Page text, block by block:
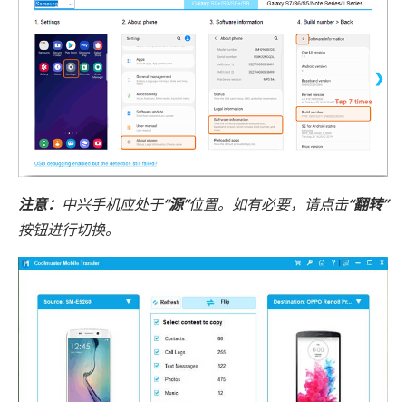
注意： 中兴手机应处于“源”位置。如有必要，请点击“翻转”
按钮进行切换。